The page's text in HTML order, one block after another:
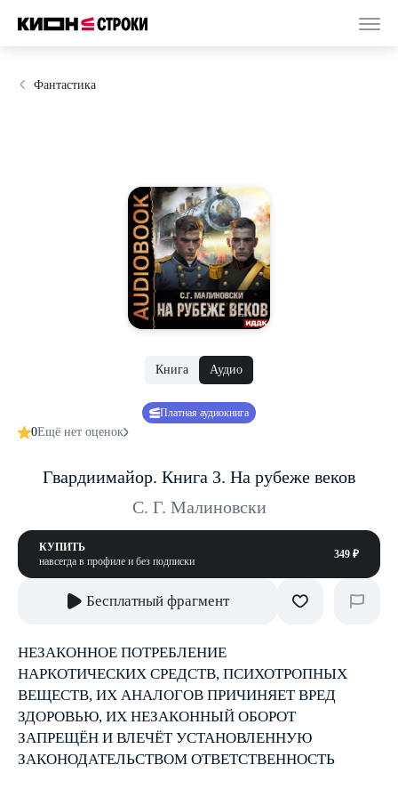
Фантастика
Книга Аудио
Платная аудиокнига
0Ещё нет оценок
Гвардиимайор. Книга 3. На рубеже веков
С. Г. Малиновски
КУПИТЬ
навсегда в профиле и без подписки
349 ₽
Бесплатный фрагмент
НЕЗАКОННОЕ ПОТРЕБЛЕНИЕ
НАРКОТИЧЕСКИХ СРЕДСТВ, ПСИХОТРОПНЫХ
ВЕЩЕСТВ, ИХ АНАЛОГОВ ПРИЧИНЯЕТ ВРЕД
ЗДОРОВЬЮ, ИХ НЕЗАКОННЫЙ ОБОРОТ
ЗАПРЕЩЁН И ВЛЕЧЁТ УСТАНОВЛЕННУЮ
ЗАКОНОДАТЕЛЬСТВОМ ОТВЕТСТВЕННОСТЬ